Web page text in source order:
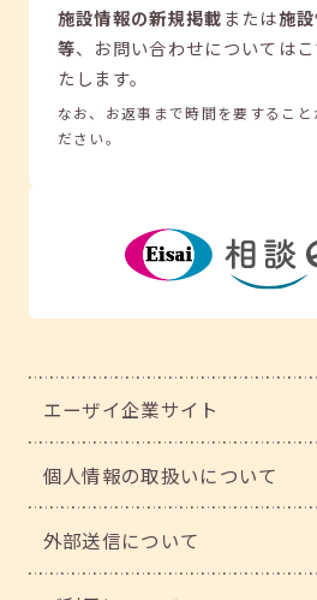
施設情報の新規掲載または施
等、 お問い合わせについては
たします。
なお、お返事まで時間を要すること
ださい。
エーザイ企業サイト
個人情報の取扱いについて
外部送信について